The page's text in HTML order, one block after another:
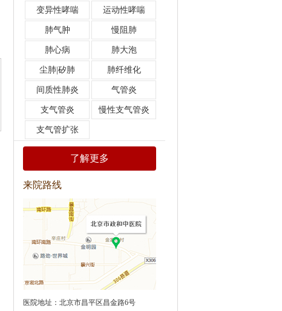
变异性哮喘 运动性哮喘
肺气肿 慢阻肺
肺心病 肺大泡
尘肺|矽肺 肺纤维化
间质性肺炎 气管炎
支气管炎 慢性支气管炎
支气管扩张
了解更多
来院路线
医院地址：北京市昌平区昌金路6号